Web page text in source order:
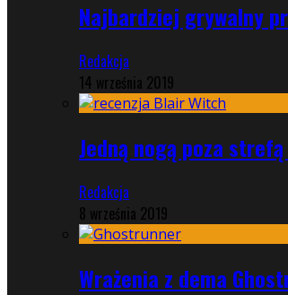
Najbardziej grywalny
Redakcja
14 września 2019
Jedną nogą poza
Redakcja
8 września 2019
Wrażenia z dema